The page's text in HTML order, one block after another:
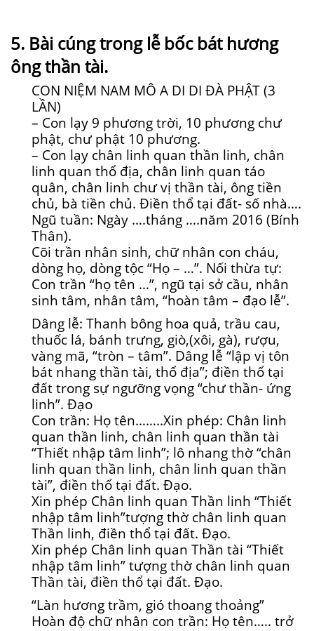
5. Bài cúng trong lễ bốc bát hương
ông thần tài.
CON NIỆM NAM MÔ A DI DI ĐÀ PHẬT (3
LẦN)
– Con lạy 9 phương trời, 10 phương chư
phật, chư phật 10 phương.
– Con lạy chân linh quan thần linh, chân
linh quan thổ địa, chân linh quan táo
quân, chân linh chư vị thần tài, ông tiền
chủ, bà tiền chủ. Điền thổ tại đất- số nhà….
Ngũ tuần: Ngày ….tháng ….năm 2016 (Bính
Thân).
Cõi trần nhân sinh, chữ nhân con cháu,
dòng họ, dòng tộc “Họ – …”. Nối thừa tự:
Con trần “họ tên …”, ngũ tại sở cầu, nhân
sinh tâm, nhân tâm, “hoàn tâm – đạo lễ”.
Dâng lễ: Thanh bông hoa quả, trầu cau,
thuốc lá, bánh trưng, giò,(xôi, gà), rượu,
vàng mã, “tròn – tâm”. Dâng lễ “lập vị tôn
bát nhang thần tài, thổ địa”; điền thổ tại
đất trong sự ngưỡng vọng “chư thần- ứng
linh”. Đạo
Con trần: Họ tên……..Xin phép: Chân linh
quan thần linh, chân linh quan thần tài
“Thiết nhập tâm linh”; lô nhang thờ “chân
linh quan thần linh, chân linh quan thần
tài”, điền thổ tại đất. Đạo.
Xin phép Chân linh quan Thần linh “Thiết
nhập tâm linh”tượng thờ chân linh quan
Thần linh, điền thổ tại đất. Đạo.
Xin phép Chân linh quan Thần tài “Thiết
nhập tâm linh” tượng thờ chân linh quan
Thần tài, điền thổ tại đất. Đạo.
“Làn hương trầm, gió thoang thoảng”
Hoàn độ chữ nhân con trần: Họ tên….. trở